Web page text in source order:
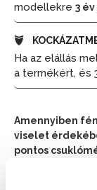
modellekre 3 év
Ha az elállás
a termékért, és
Amennyiben
viselet
pontos